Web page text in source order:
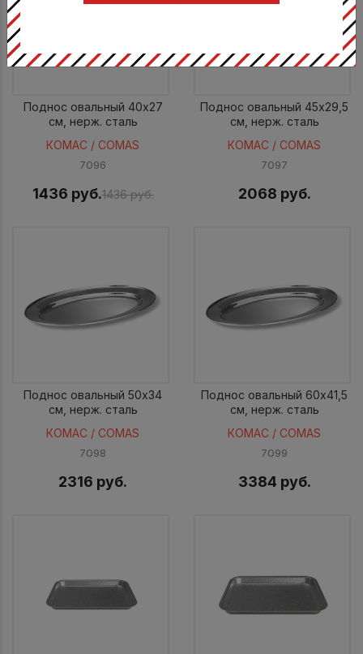
Поднос овальный 40x27
см, нерж. сталь
КОМАС / COMAS
7096
1436 руб.1436 руб.
Поднос овальный 45x29,5
см, нерж. сталь
КОМАС / COMAS
7097
2068 руб.
Поднос овальный 50x34
см, нерж. сталь
КОМАС / COMAS
7098
2316 руб.
Поднос овальный 60x41,5
см, нерж. сталь
КОМАС / COMAS
7099
3384 руб.